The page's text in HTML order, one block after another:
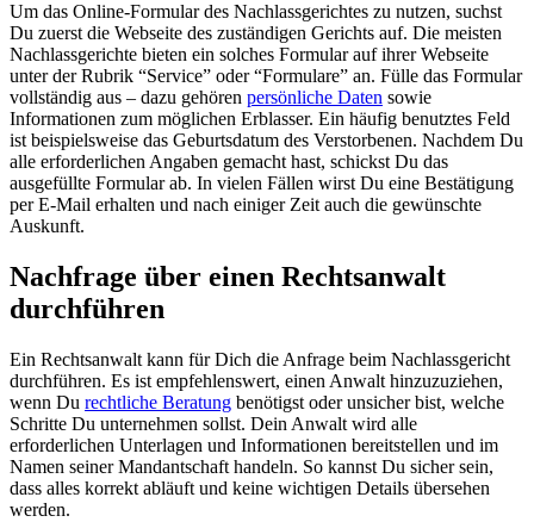
Um das Online-Formular des Nachlassgerichtes zu nutzen, suchst
Du zuerst die Webseite des zuständigen Gerichts auf. Die meisten
Nachlassgerichte bieten ein solches Formular auf ihrer Webseite
unter der Rubrik “Service” oder “Formulare” an. Fülle das Formular
vollständig aus – dazu gehören persönliche Daten sowie
Informationen zum möglichen Erblasser. Ein häufig benutztes Feld
ist beispielsweise das Geburtsdatum des Verstorbenen. Nachdem Du
alle erforderlichen Angaben gemacht hast, schickst Du das
ausgefüllte Formular ab. In vielen Fällen wirst Du eine Bestätigung
per E-Mail erhalten und nach einiger Zeit auch die gewünschte
Auskunft.
Nachfrage über einen Rechtsanwalt
durchführen
Ein Rechtsanwalt kann für Dich die Anfrage beim Nachlassgericht
durchführen. Es ist empfehlenswert, einen Anwalt hinzuzuziehen,
wenn Du rechtliche Beratung benötigst oder unsicher bist, welche
Schritte Du unternehmen sollst. Dein Anwalt wird alle
erforderlichen Unterlagen und Informationen bereitstellen und im
Namen seiner Mandantschaft handeln. So kannst Du sicher sein,
dass alles korrekt abläuft und keine wichtigen Details übersehen
werden.